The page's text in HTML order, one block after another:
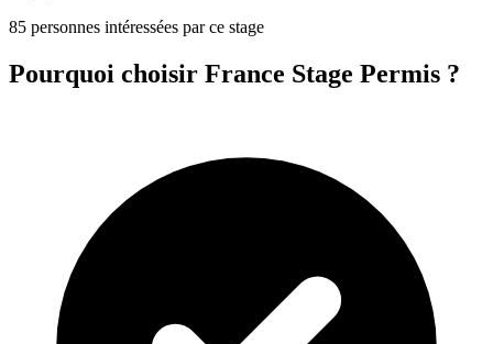
85 personnes intéressées par ce stage
Pourquoi choisir France Stage Permis ?